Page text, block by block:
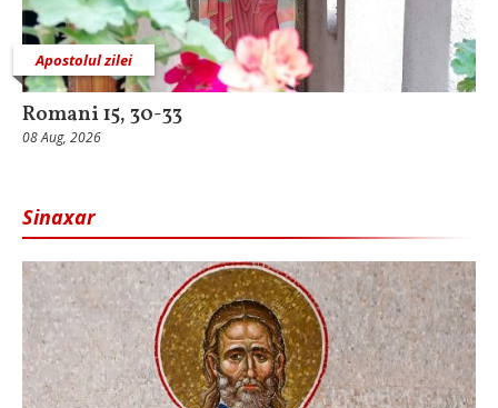
Apostolul zilei
Romani 15, 30-33
08 Aug, 2026
Sinaxar